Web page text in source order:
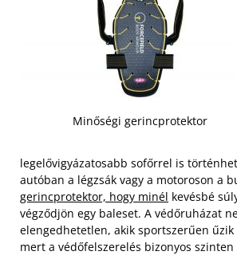
Minőségi gerincprotektor
legelővigyázatosabb sofőrrel is
autóban a légzsák vagy a motoroson a
gerincprotektor, hogy minél kevésbé
végződjön egy baleset. A védőruházat
elengedhetetlen, akik sportszerűen űzik
mert a védőfelszerelés bizonyos